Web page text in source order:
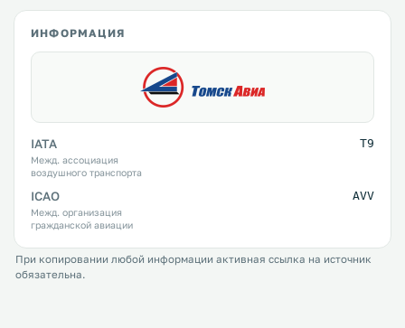
ИНФОРМАЦИЯ
IATA
Межд. ассоциация
воздушного транспорта
T9
ICAO
Межд. организация
гражданской авиации
AVV
При копировании любой информации активная ссылка на источник
обязательна.